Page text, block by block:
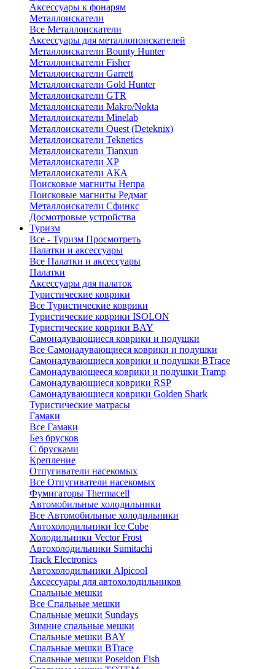
Аксессуары к фонарям
Металлоискатели
Все Металлоискатели
Аксессуары для металлопоискателей
Металлоискатели Bounty Hunter
Металлоискатели Fisher
Металлоискатели Garrett
Металлоискатели Gold Hunter
Металлоискатели GTR
Металлоискатели Makro/Nokta
Металлоискатели Minelab
Металлоискатели Quest (Deteknix)
Металлоискатели Teknetics
Металлоискатели Tianxun
Металлоискатели XP
Металлоискатели АКА
Поисковые магниты Непра
Поисковые магниты Редмаг
Металлоискатели Сфинкс
Досмотровые устройства
Туризм
Все - Туризм Просмотреть
Палатки и аксессуары
Все Палатки и аксессуары
Палатки
Аксессуары для палаток
Туристические коврики
Все Туристические коврики
Туристические коврики ISOLON
Туристические коврики BAY
Самонадувающиеся коврики и подушки
Все Самонадувающиеся коврики и подушки
Самонадувающиеся коврики и подушки BTrace
Самонадувающееся коврики и подушки Tramp
Самонадувающиеся коврики RSP
Самонадувающиеся коврики Golden Shark
Туристические матрасы
Гамаки
Все Гамаки
Без брусков
С брусками
Крепление
Отпугиватели насекомых
Все Отпугиватели насекомых
Фумигаторы Thermacell
Автомобильные холодильники
Все Автомобильные холодильники
Автохолодильники Ice Cube
Холодильники Vector Frost
Автохолодильники Sumitachi
Track Electronics
Автохолодильники Alpicool
Аксессуары для автохолодильников
Спальные мешки
Все Спальные мешки
Спальные мешки Sundays
Зимние спальные мешки
Спальные мешки BAY
Спальные мешки BTrace
Спальные мешки Poseidon Fish